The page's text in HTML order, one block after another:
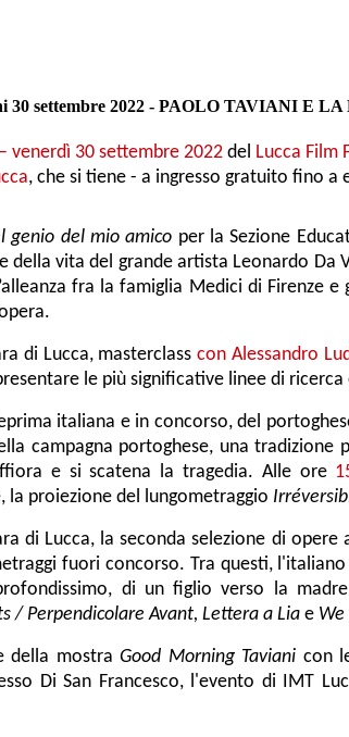
30 settembre 2022 - PAOLO TAVIANI E
venerdì 30 settembre 2022 del Lucca Film
, che si tiene - a ingresso gratuito fino a
genio del mio amico per la Sezione
della vita del grande artista Leonardo
’alleanza fra la famiglia Medici di Firenze
di Lucca, masterclass con Alessandro
le più significative linee di
italiana e in concorso, del
campagna portoghese, una
e si scatena la tragedia. Alle ore
la proiezione del lungometraggio
di Lucca, la seconda selezione di
fuori concorso. Tra questi, l'italiano
di un figlio verso la madre
/ Perpendicolare Avant, Lettera a Lia e We
della mostraGood Morning Taviani con
Di San Francesco, l'evento di IMT